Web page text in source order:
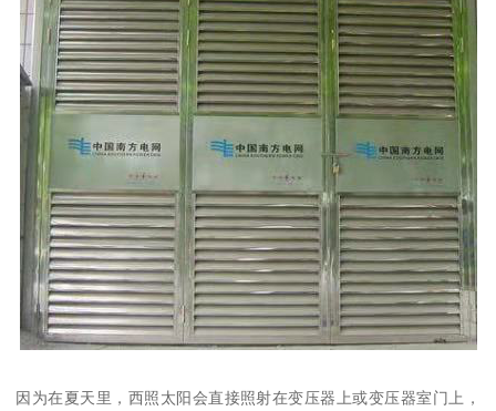
因为在夏天里，西照太阳会直接照射在变压器上或变压器室门上，